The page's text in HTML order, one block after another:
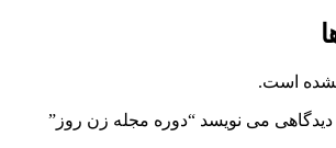
است.
دیدگاهی می نویسد “دوره مجله زن روز”